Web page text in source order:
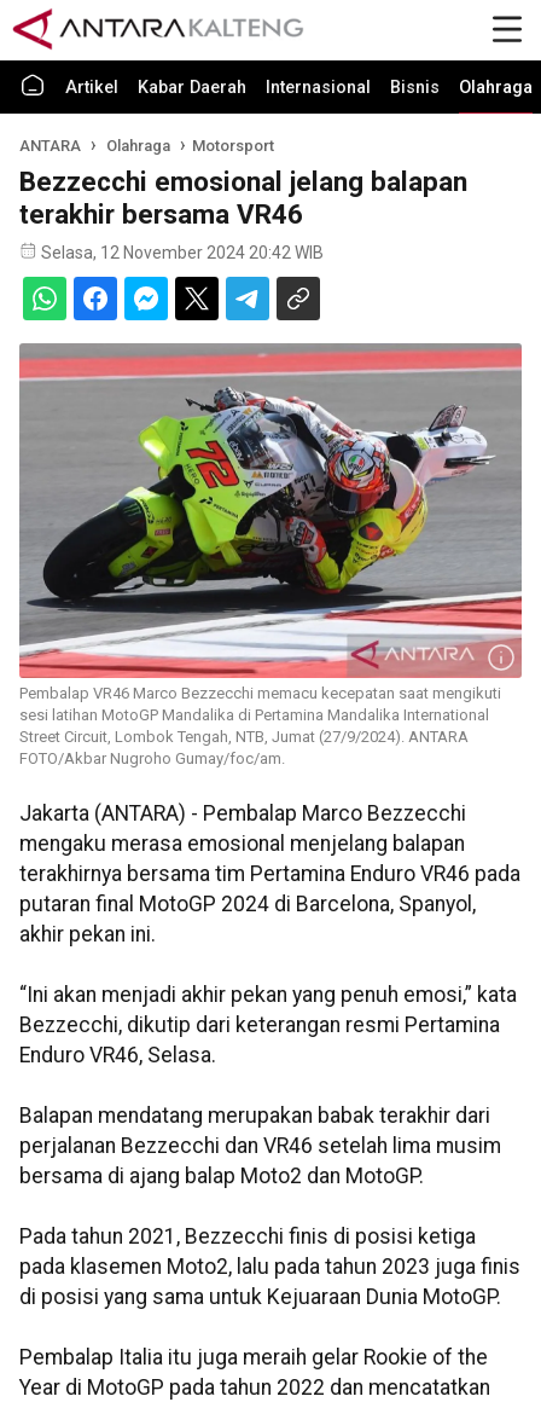
Artikel Kabar Daerah Internasional Bisnis Olahraga
ANTARA Olahraga Motorsport
Bezzecchi emosional jelang balapan
terakhir bersama VR46
Selasa, 12 November 2024 20:42 WIB
Pembalap VR46 Marco Bezzecchi memacu kecepatan saat mengikuti
sesi latihan MotoGP Mandalika di Pertamina Mandalika International
Street Circuit, Lombok Tengah, NTB, Jumat (27/9/2024). ANTARA
FOTO/Akbar Nugroho Gumay/foc/am.
Jakarta (ANTARA) - Pembalap Marco Bezzecchi
mengaku merasa emosional menjelang balapan
terakhirnya bersama tim Pertamina Enduro VR46 pada
putaran final MotoGP 2024 di Barcelona, Spanyol,
akhir pekan ini.
“Ini akan menjadi akhir pekan yang penuh emosi,” kata
Bezzecchi, dikutip dari keterangan resmi Pertamina
Enduro VR46, Selasa.
Balapan mendatang merupakan babak terakhir dari
perjalanan Bezzecchi dan VR46 setelah lima musim
bersama di ajang balap Moto2 dan MotoGP.
Pada tahun 2021, Bezzecchi finis di posisi ketiga
pada klasemen Moto2, lalu pada tahun 2023 juga finis
di posisi yang sama untuk Kejuaraan Dunia MotoGP.
Pembalap Italia itu juga meraih gelar Rookie of the
Year di MotoGP pada tahun 2022 dan mencatatkan